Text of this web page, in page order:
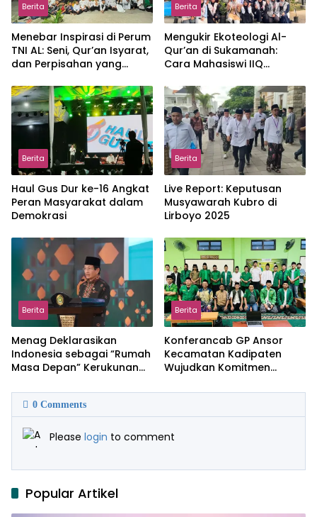
Berita
Menebar Inspirasi di Perum
TNI AL: Seni, Qur’an Isyarat,
dan Perpisahan yang
Berita
Mengukir Ekoteologi Al-
Qur’an di Sukamanah:
Cara Mahasiswi IIQ
Jonggol
Berita
Haul Gus Dur ke-16 Angkat
Peran Masyarakat dalam
Demokrasi
Berita
Live Report: Keputusan
Musyawarah Kubro di
Lirboyo 2025
Berita
Menag Deklarasikan
Indonesia sebagai “Rumah
Masa Depan” Kerukunan
Berita
Konferancab GP Ansor
Kecamatan Kadipaten
Wujudkan Komitmen
0 Comments
Please login to comment
Popular Artikel